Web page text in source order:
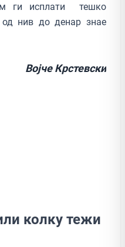
ги исплати тешко
од нив до денар знае
Војче Крстевски
колку тежи